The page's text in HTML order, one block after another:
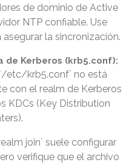
de dominio de Active
NTP confiable. Use
la sincronización.
de Kerberos (krb5.conf):
etc/krb5.conf` no está
con el realm de Kerberos
KDCs (Key Distribution
join` suele configurar
verifique que el archivo